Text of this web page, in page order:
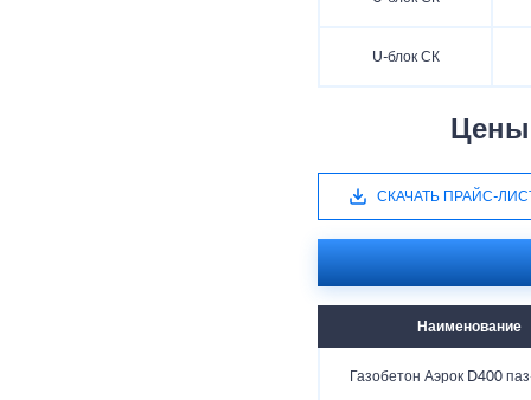
U-блок СК
Цены
СКАЧАТЬ ПРАЙС-
Наименование
Газобетон Аэрок D400